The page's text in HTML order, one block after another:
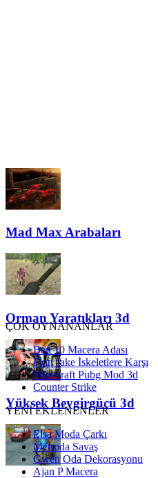
Mad Max Arabaları
Orman Yaratıkları 3d
Yüksek Beygirgücü 3d
ÇOK OYNANANLAR
Ben 10 Macera Adası
Finn Jake İskeletlere Karşı
Minecraft Pubg Mod 3d
Counter Strike
YENİ EKLENENLER
Elsa Moda Çarkı
Metroda Savaş
Gwen Oda Dekorasyonu
Ajan P Macera